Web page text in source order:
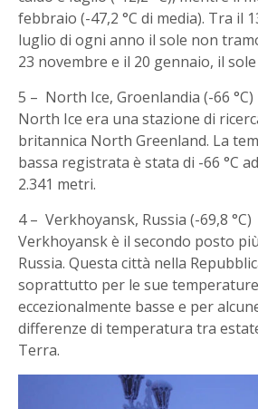
febbraio (-47,2 °C di media). Tra il
luglio di ogni anno il sole non
23 novembre e il 20 gennaio, il
5 – North Ice, Groenlandia (-66 °C)
North Ice era una stazione di
britannica North Greenland. La
bassa registrata è stata di -66 °C
2.341 metri.
4 – Verkhoyansk, Russia (-69,8 °C)
Verkhoyansk è il secondo posto
Russia. Questa città nella
soprattutto per le sue
eccezionalmente basse e per
differenze di temperatura tra
Terra.